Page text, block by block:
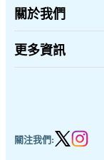
泰國
日本
義大利
印度
推薦及賺取
聯盟計劃
關於我們
關於iRoamly
聯絡我們
更多資訊
支援中心
eSIM 知識
關注我們: